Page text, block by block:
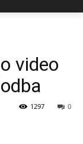
video
0
1297